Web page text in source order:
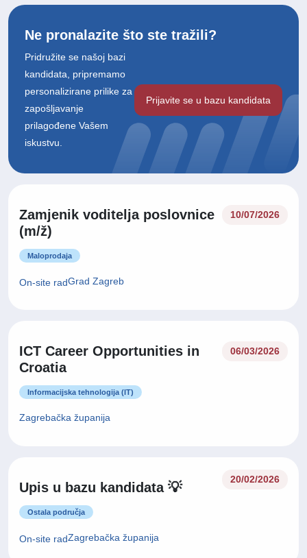
Ne pronalazite što ste tražili?
Pridružite se našoj bazi
kandidata, pripremamo
personalizirane prilike za
zapošljavanje
prilagođene Vašem
iskustvu.
Prijavite se u bazu kandidata
Zamjenik voditelja poslovnice
(m/ž)
10/07/2026
Maloprodaja
On-site radGrad Zagreb
ICT Career Opportunities in
Croatia
06/03/2026
Informacijska tehnologija (IT)
Zagrebačka županija
Upis u bazu kandidata 💡
20/02/2026
Ostala područja
On-site radZagrebačka županija